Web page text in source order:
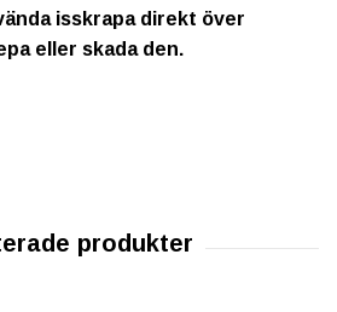
isskrapa direkt över
eller skada den.